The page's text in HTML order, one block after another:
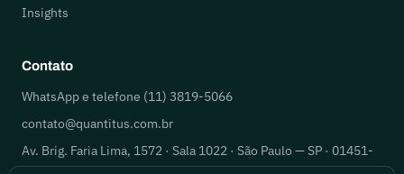
Insights
Contato
WhatsApp e telefone (11) 3819-5066
contato@quantitus.com.br
Av. Brig. Faria Lima, 1572 · Sala 1022 · São Paulo — SP · 01451-
917